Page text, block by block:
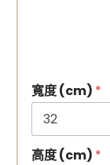
寬度 (cm) *
高度 (cm) *